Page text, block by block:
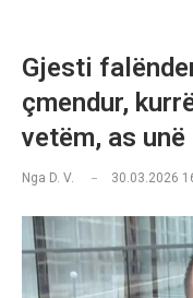
Gjesti
çmendur,
vetëm, as unë
Nga D. V. 30.03.2026